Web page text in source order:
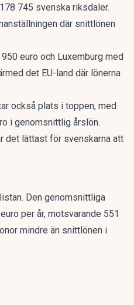
745 svenska riksdaler.
där snittlönen
euro och Luxemburg med
det EU-land där lönerna
också plats i toppen, med
i genomsnittlig årslön.
det lättast för svenskarna att
Den genomsnittliga
per år, motsvarande 551
mindre än snittlönen i